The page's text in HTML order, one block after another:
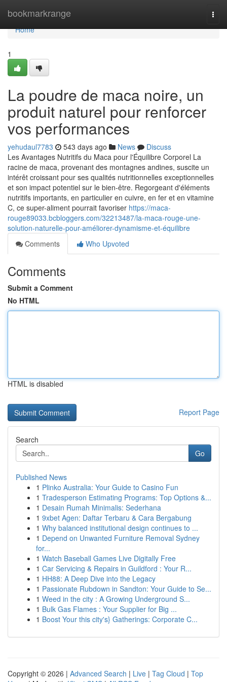
bookmarkrange
Home
Home
1
La poudre de maca noire, un
produit naturel pour renforcer
vos performances
yehudaul7783 543 days ago News
Discuss
Les Avantages Nutritifs du Maca pour l'Équilibre Corporel La
racine de maca, provenant des montagnes andines, suscite un
intérêt croissant pour ses qualités nutritionnelles exceptionnelles
et son impact potentiel sur le bien-être. Regorgeant d'éléments
nutritifs importants, en particulier en cuivre, en fer et en vitamine
C, ce super-aliment pourrait favoriser https://maca-
rouge89033.bcbloggers.com/32213487/la-maca-rouge-une-
solution-naturelle-pour-améliorer-dynamisme-et-équilibre
Comments
Who Upvoted
Comments
Submit a Comment
No HTML
HTML is disabled
Report Page
Search
Go
Published News
1 Plinko Australia: Your Guide to Casino Fun
1 Tradesperson Estimating Programs: Top Options &...
1 Desain Rumah Minimalis: Sederhana
1 9xbet Agen: Daftar Terbaru & Cara Bergabung
1 Why balanced institutional design continues to ...
1 Depend on Unwanted Furniture Removal Sydney
for...
1 Watch Baseball Games Live Digitally Free
1 Car Servicing & Repairs in Guildford : Your R...
1 HH88: A Deep Dive into the Legacy
1 Passionate Rubdown in Sandton: Your Guide to Se...
1 Weed in the city : A Growing Underground S...
1 Bulk Gas Flames : Your Supplier for Big ...
1 Boost Your this city's} Gatherings: Corporate C...
Copyright © 2026 | Advanced Search | Live | Tag Cloud | Top